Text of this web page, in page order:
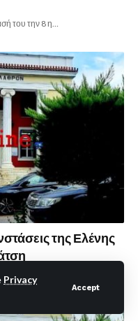
Privacy
Accept
του την 8 η…
της Ελένης